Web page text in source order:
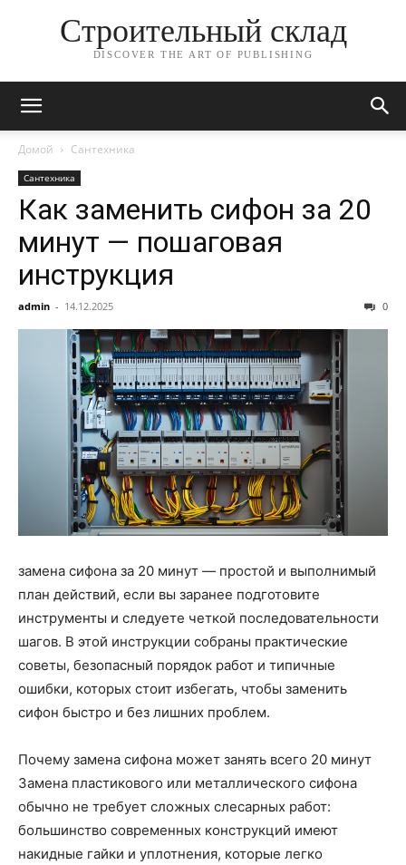
Строительный склад
DISCOVER THE ART OF PUBLISHING
Домой Сантехника
Сантехника
Как заменить сифон за 20
минут — пошаговая
инструкция
admin - 14.12.2025 0
замена сифона за 20 минут — простой и выполнимый
план действий, если вы заранее подготовите
инструменты и следуете четкой последовательности
шагов. В этой инструкции собраны практические
советы, безопасный порядок работ и типичные
ошибки, которых стоит избегать, чтобы заменить
сифон быстро и без лишних проблем.
Почему замена сифона может занять всего 20 минут
Замена пластикового или металлического сифона
обычно не требует сложных слесарных работ:
большинство современных конструкций имеют
накидные гайки и уплотнения, которые легко